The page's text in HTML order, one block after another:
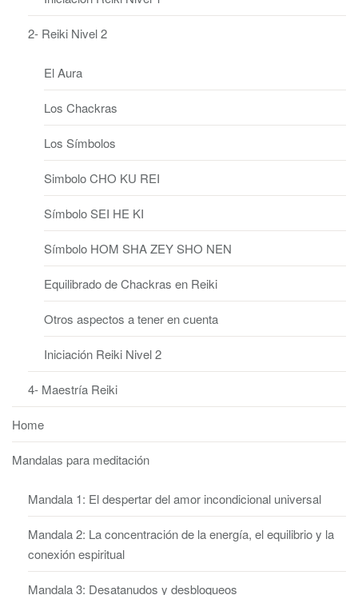
2- Reiki Nivel 2
El Aura
Los Chackras
Los Símbolos
Simbolo CHO KU REI
Símbolo SEI HE KI
Símbolo HOM SHA ZEY SHO NEN
Equilibrado de Chackras en Reiki
Otros aspectos a tener en cuenta
Iniciación Reiki Nivel 2
4- Maestría Reiki
Home
Mandalas para meditación
Mandala 1: El despertar del amor incondicional universal
Mandala 2: La concentración de la energía, el equilibrio y la
conexión espiritual
Mandala 3: Desatanudos y desbloqueos